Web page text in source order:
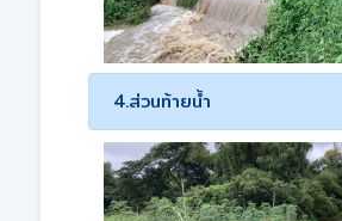
4.ส่วนท้ายน้ำ